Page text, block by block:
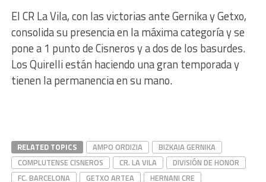
El CR La Vila, con las victorias ante Gernika y Getxo,
consolida su presencia en la máxima categoría y se
pone a 1 punto de Cisneros y a dos de los basurdes.
Los Quirelli están haciendo una gran temporada y
tienen la permanencia en su mano.
RELATED TOPICS AMPO ORDIZIA
BIZKAIA GERNIKA
COMPLUTENSE CISNEROS
CR. LA VILA
DIVISIÓN DE HONOR
FC. BARCELONA
GETXO ARTEA
HERNANI CRE